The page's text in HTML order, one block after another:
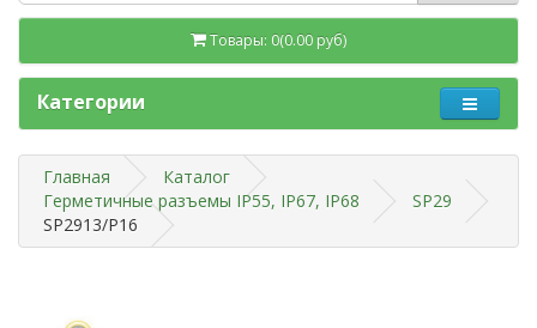
Товары: 0(0.00 руб)
Категории
Главная
Каталог
Герметичные разъемы IP55, IP67, IP68
SP29
SP2913/P16